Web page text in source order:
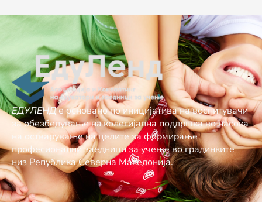
ЕДУЛЕНДе основано по иницијатива на воспитувачи
за обезбедување нa колегијална поддршка во насока
на остварување на целите за формирање
професионални заедници за учење во градинките
низ Република Северна Македонија.